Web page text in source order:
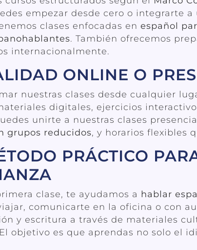
empezar desde cero o integrarte
clases enfocadas en español
. También ofrecemos
internacionalmente.
ONLINE O
nuestras clases desde cualquier
digitales, ejercicios
unirte a nuestras clases
grupos reducidos, y horarios flexibles
PRÁCTICO
clase, te ayudamos a hablar
comunicarte en la oficina o con
y escritura a través de materiales
objetivo es que aprendas no solo el